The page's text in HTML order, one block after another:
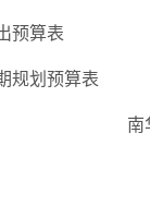
预算表
规划预算表
南